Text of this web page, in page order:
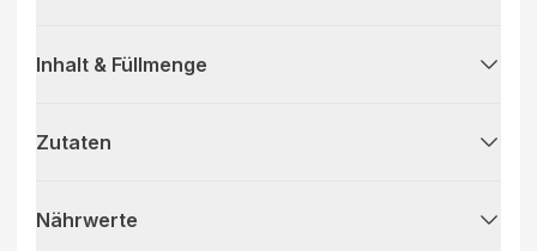
Inhalt & Füllmenge
Zutaten
Nährwerte